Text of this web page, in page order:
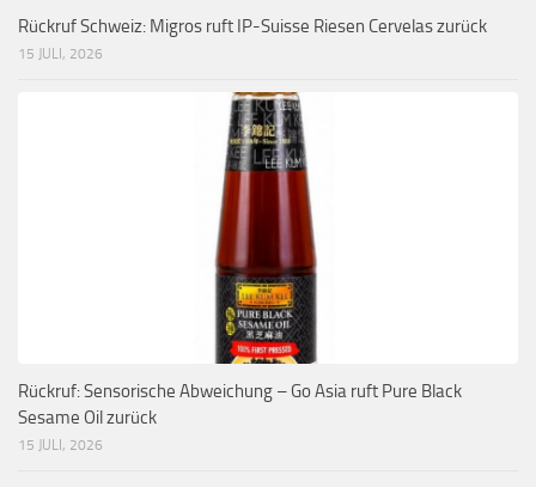
Rückruf Schweiz: Migros ruft IP-Suisse Riesen Cervelas zurück
15 JULI, 2026
Rückruf: Sensorische Abweichung – Go Asia ruft Pure Black
Sesame Oil zurück
15 JULI, 2026